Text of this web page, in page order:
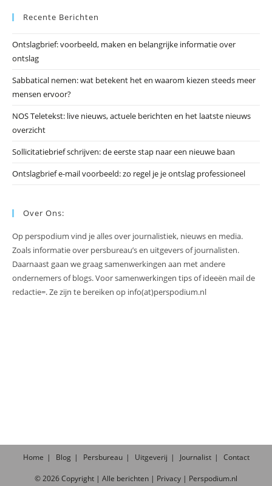
Recente Berichten
Ontslagbrief: voorbeeld, maken en belangrijke informatie over
ontslag
Sabbatical nemen: wat betekent het en waarom kiezen steeds meer
mensen ervoor?
NOS Teletekst: live nieuws, actuele berichten en het laatste nieuws
overzicht
Sollicitatiebrief schrijven: de eerste stap naar een nieuwe baan
Ontslagbrief e-mail voorbeeld: zo regel je je ontslag professioneel
Over Ons:
Op perspodium vind je alles over journalistiek, nieuws en media.
Zoals informatie over persbureau’s en uitgevers of journalisten.
Daarnaast gaan we graag samenwerkingen aan met andere
ondernemers of blogs. Voor samenwerkingen tips of ideeën mail de
redactie=. Ze zijn te bereiken op info(at)perspodium.nl
Home Blog Persbureau Uitgeverij Journalist Contact
©2026Copyright | Alle berichten | Privacy | Perspodium.nl